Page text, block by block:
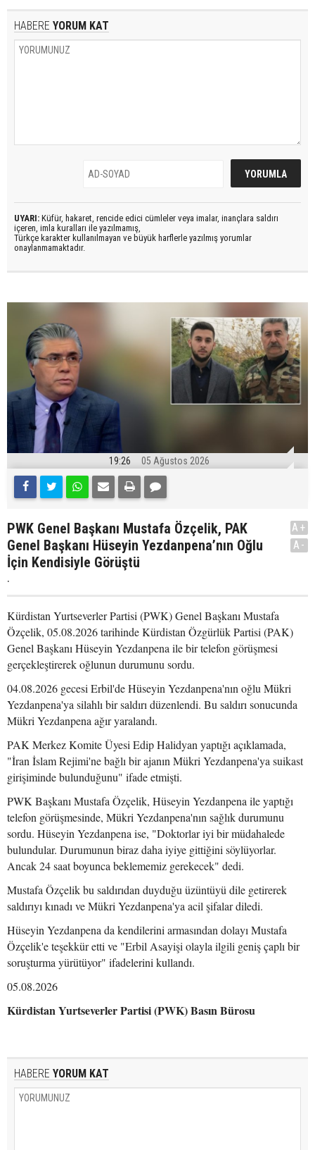
HABERE YORUM KAT
UYARI: Küfür, hakaret, rencide edici cümleler veya imalar, inançlara saldırı
içeren, imla kuralları ile yazılmamış,
Türkçe karakter kullanılmayan ve büyük harflerle yazılmış yorumlar
onaylanmamaktadır.
19:26 05 Ağustos 2026
PWK Genel Başkanı Mustafa Özçelik, PAK
Genel Başkanı Hüseyin Yezdanpena’nın Oğlu
İçin Kendisiyle Görüştü
.
A+
A-
Kürdistan Yurtseverler Partisi (PWK) Genel Başkanı Mustafa
Özçelik, 05.08.2026 tarihinde Kürdistan Özgürlük Partisi (PAK)
Genel Başkanı Hüseyin Yezdanpena ile bir telefon görüşmesi
gerçekleştirerek oğlunun durumunu sordu.
04.08.2026 gecesi Erbil'de Hüseyin Yezdanpena'nın oğlu Mükri
Yezdanpena'ya silahlı bir saldırı düzenlendi. Bu saldırı sonucunda
Mükri Yezdanpena ağır yaralandı.
PAK Merkez Komite Üyesi Edip Halidyan yaptığı açıklamada,
"İran İslam Rejimi'ne bağlı bir ajanın Mükri Yezdanpena'ya suikast
girişiminde bulunduğunu" ifade etmişti.
PWK Başkanı Mustafa Özçelik, Hüseyin Yezdanpena ile yaptığı
telefon görüşmesinde, Mükri Yezdanpena'nın sağlık durumunu
sordu. Hüseyin Yezdanpena ise, "Doktorlar iyi bir müdahalede
bulundular. Durumunun biraz daha iyiye gittiğini söylüyorlar.
Ancak 24 saat boyunca beklememiz gerekecek" dedi.
Mustafa Özçelik bu saldırıdan duyduğu üzüntüyü dile getirerek
saldırıyı kınadı ve Mükri Yezdanpena'ya acil şifalar diledi.
Hüseyin Yezdanpena da kendilerini armasından dolayı Mustafa
Özçelik'e teşekkür etti ve "Erbil Asayişi olayla ilgili geniş çaplı bir
soruşturma yürütüyor" ifadelerini kullandı.
05.08.2026
Kürdistan Yurtseverler Partisi (PWK) Basın Bürosu
HABERE YORUM KAT